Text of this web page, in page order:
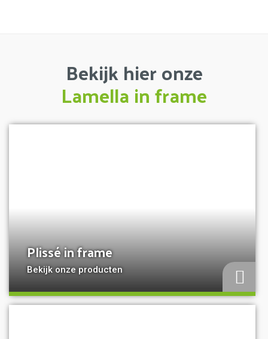
Bekijk hier onze
Lamella in frame
Plissé in frame
Bekijk onze producten